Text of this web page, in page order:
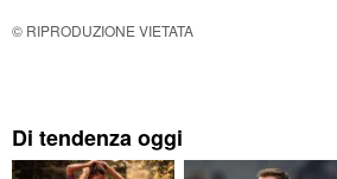
© RIPRODUZIONE VIETATA
Di tendenza oggi